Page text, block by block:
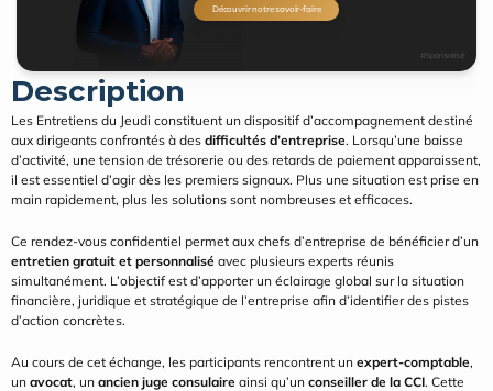
Découvrir notre savoir-faire
#Sponsorisé
Description
Les Entretiens du Jeudi constituent un dispositif d’accompagnement destiné
aux dirigeants confrontés à des difficultés d’entreprise. Lorsqu’une baisse
d’activité, une tension de trésorerie ou des retards de paiement apparaissent,
il est essentiel d’agir dès les premiers signaux. Plus une situation est prise en
main rapidement, plus les solutions sont nombreuses et efficaces.
entretien gratuit et personnalisé avec plusieurs experts réunis
simultanément. L’objectif est d’apporter un éclairage global sur la situation
financière, juridique et stratégique de l’entreprise afin d’identifier des pistes
d’action concrètes.
Au cours de cet échange, les participants rencontrent un expert-comptable,
un avocat, un ancien juge consulaire ainsi qu’un conseiller de la CCI. Cette